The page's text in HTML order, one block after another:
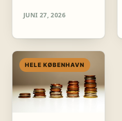
JUNI 27, 2026
HELE KØBENHAVN